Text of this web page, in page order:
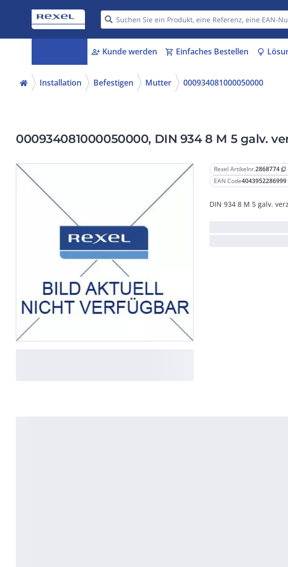
person_add Kunde werden shopping_cart Einfaches Bestellen lightbulb
Installation Befestigen Mutter 000934081000050000
000934081000050000, DIN 934 8 M 5 galv.
Rexel Artikelnr.2868774 content_copy
EAN Code4043952286999
DIN 934 8 M 5 galv.